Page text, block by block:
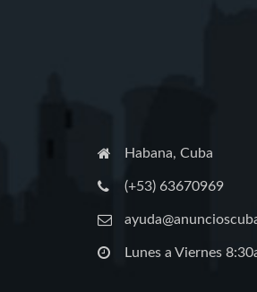
Habana, Cuba
(+53) 63670969
Lunes a Viernes